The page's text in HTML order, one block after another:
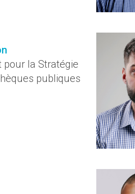
pour la Stratégie
publiques